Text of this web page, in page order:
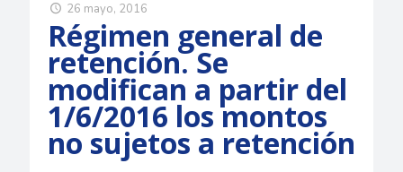
26 mayo, 2016
Régimen general de
retención. Se
modifican a partir del
1/6/2016 los montos
no sujetos a retención